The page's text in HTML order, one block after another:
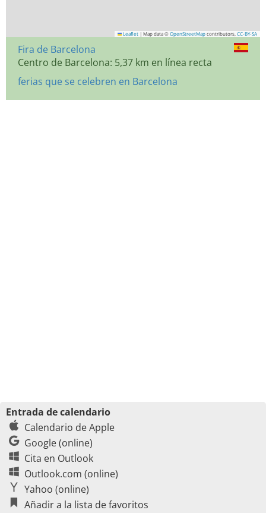
Leaflet | Map data © OpenStreetMap contributors, CC-BY-SA
Fira de Barcelona
Centro de Barcelona: 5,37 km en línea recta
ferias que se celebren en Barcelona
Entrada de calendario
Calendario de Apple
Google (online)
Cita en Outlook
Outlook.com (online)
Yahoo (online)
Añadir a la lista de favoritos